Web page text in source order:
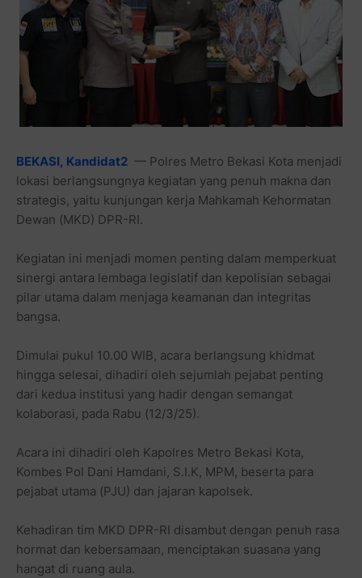
BEKASI, Kandidat2 — Polres Metro Bekasi Kota menjadi
lokasi berlangsungnya kegiatan yang penuh makna dan
strategis, yaitu kunjungan kerja Mahkamah Kehormatan
Dewan (MKD) DPR-RI.
Kegiatan ini menjadi momen penting dalam memperkuat
sinergi antara lembaga legislatif dan kepolisian sebagai
pilar utama dalam menjaga keamanan dan integritas
bangsa.
Dimulai pukul 10.00 WIB, acara berlangsung khidmat
hingga selesai, dihadiri oleh sejumlah pejabat penting
dari kedua institusi yang hadir dengan semangat
kolaborasi, pada Rabu (12/3/25).
Acara ini dihadiri oleh Kapolres Metro Bekasi Kota,
Kombes Pol Dani Hamdani, S.I.K, MPM, beserta para
pejabat utama (PJU) dan jajaran kapolsek.
Kehadiran tim MKD DPR-RI disambut dengan penuh rasa
hormat dan kebersamaan, menciptakan suasana yang
hangat di ruang aula.